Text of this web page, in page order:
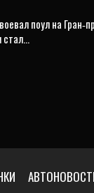
поул на
стал…